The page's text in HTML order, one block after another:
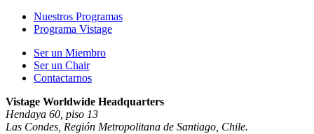
Nuestros Programas
Programa Vistage
Ser un Miembro
Ser un Chair
Contactarnos
Vistage Worldwide Headquarters
Hendaya 60, piso 13
Las Condes, Región Metropolitana de Santiago, Chile.